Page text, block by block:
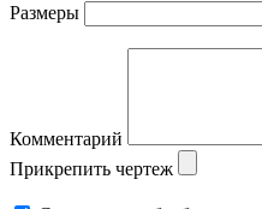
Размеры
Комментарий
Прикрепить чертеж